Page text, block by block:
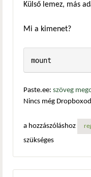
Külső lemez, más
Mi a kimenet?
mount
Paste.ee: szöveg
Nincs még
a hozzászóláshoz
szükséges